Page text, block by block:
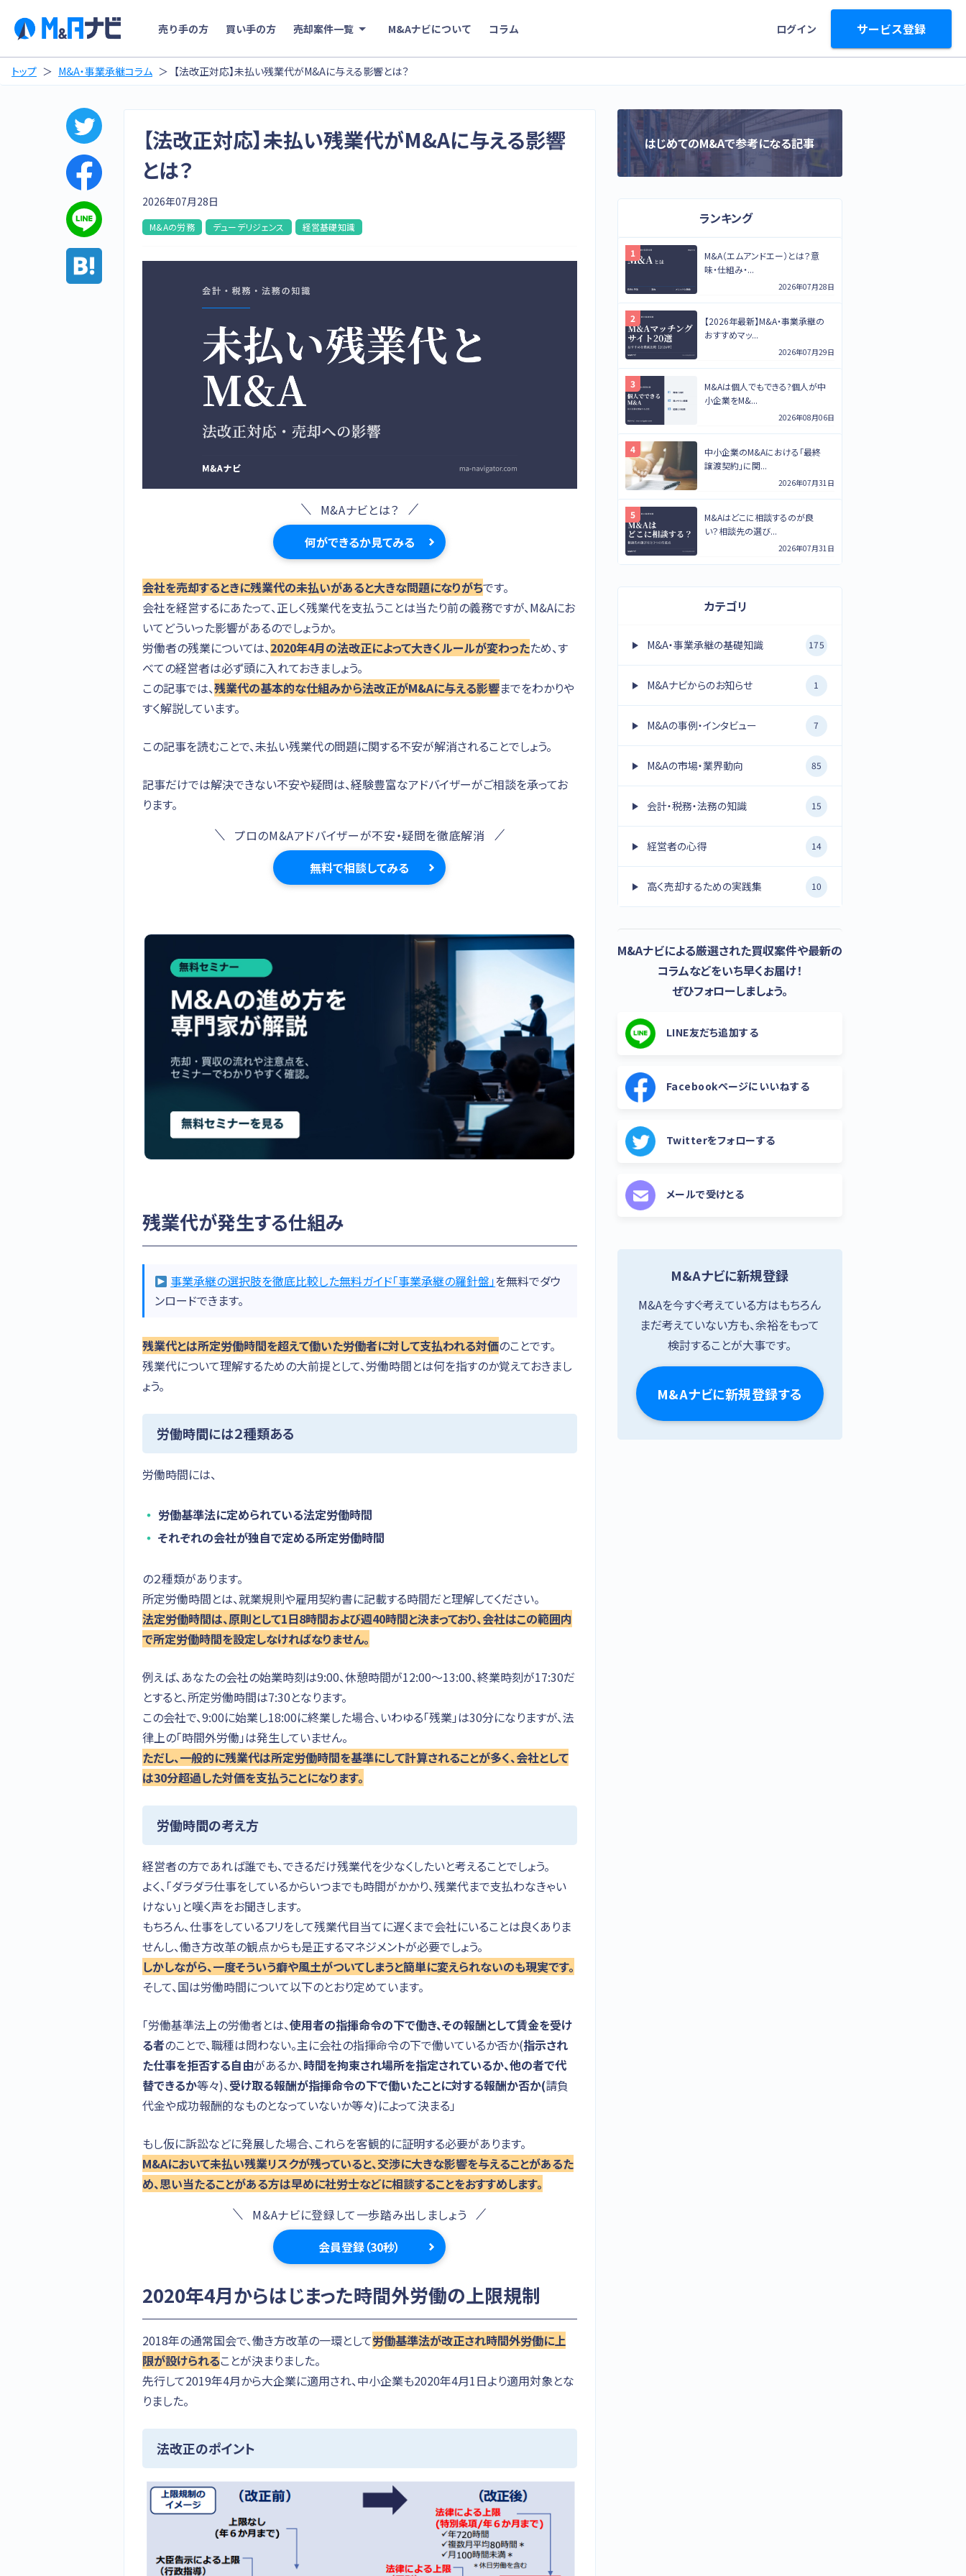
売り手の方 買い手の方 売却案件一覧 M&Aナビについて コラム ログイン サービス登録
トップ M&A・事業承継コラム 【法改正対応】未払い残業代がM&Aに与える影響とは？
【法改正対応】未払い残業代がM&Aに与える影響
とは？
2026年07月28日
M&Aの労務 デューデリジェンス 経営基礎知識
M&Aナビとは？
何ができるか見てみる
会社を売却するときに残業代の未払いがあると大きな問題になりがちです。
会社を経営するにあたって、正しく残業代を支払うことは当たり前の義務ですが、M&Aにお
いてどういった影響があるのでしょうか。
労働者の残業については、2020年4月の法改正によって大きくルールが変わったため、す
べての経営者は必ず頭に入れておきましょう。
この記事では、残業代の基本的な仕組みから法改正がM&Aに与える影響までをわかりや
すく解説しています。
この記事を読むことで、未払い残業代の問題に関する不安が解消されることでしょう。
記事だけでは解決できない不安や疑問は、経験豊富なアドバイザーがご相談を承ってお
ります。
プロのM&Aアドバイザーが不安・疑問を徹底解消
無料で相談してみる
残業代が発生する仕組み
事業承継の選択肢を徹底比較した無料ガイド「事業承継の羅針盤」を無料でダウ
ンロードできます。
残業代とは所定労働時間を超えて働いた労働者に対して支払われる対価のことです。
残業代について理解するための大前提として、労働時間とは何を指すのか覚えておきまし
ょう。
労働時間には２種類ある
労働時間には、
労働基準法に定められている法定労働時間
それぞれの会社が独自で定める所定労働時間
の２種類があります。
所定労働時間とは、就業規則や雇用契約書に記載する時間だと理解してください。
法定労働時間は、原則として1日8時間および週40時間と決まっており、会社はこの範囲内
で所定労働時間を設定しなければなりません。
例えば、あなたの会社の始業時刻は9:00、休憩時間が12:00～13:00、終業時刻が17:30だ
とすると、所定労働時間は7:30となります。
この会社で、9:00に始業し18:00に終業した場合、いわゆる「残業」は30分になりますが、法
律上の「時間外労働」は発生していません。
ただし、一般的に残業代は所定労働時間を基準にして計算されることが多く、会社として
は30分超過した対価を支払うことになります。
労働時間の考え方
経営者の方であれば誰でも、できるだけ残業代を少なくしたいと考えることでしょう。
よく、「ダラダラ仕事をしているからいつまでも時間がかかり、残業代まで支払わなきゃい
けない」と嘆く声をお聞きします。
もちろん、仕事をしているフリをして残業代目当てに遅くまで会社にいることは良くありま
せんし、働き方改革の観点からも是正するマネジメントが必要でしょう。
しかしながら、一度そういう癖や風土がついてしまうと簡単に変えられないのも現実です。
そして、国は労働時間について以下のとおり定めています。
「労働基準法上の労働者とは、使用者の指揮命令の下で働き、その報酬として賃金を受け
る者のことで、職種は問わない。主に会社の指揮命令の下で働いているか否か(指示され
た仕事を拒否する自由があるか、時間を拘束され場所を指定されているか、他の者で代
替できるか等々)、受け取る報酬が指揮命令の下で働いたことに対する報酬か否か(請負
代金や成功報酬的なものとなっていないか等々)によって決まる」
もし仮に訴訟などに発展した場合、これらを客観的に証明する必要があります。
M&Aにおいて未払い残業リスクが残っていると、交渉に大きな影響を与えることがあるた
め、思い当たることがある方は早めに社労士などに相談することをおすすめします。
M&Aナビに登録して一歩踏み出しましょう
会員登録（30秒）
2020年4月からはじまった時間外労働の上限規制
2018年の通常国会で、働き方改革の一環として労働基準法が改正され時間外労働に上
限が設けられることが決まりました。
先行して2019年4月から大企業に適用され、中小企業も2020年4月1日より適用対象とな
りました。
法改正のポイント
はじめてのM&Aで参考になる記事
ランキング
M&A（エムアンドエー）とは？意
味・仕組み・...
2026年07月28日
【2026年最新】M&A・事業承継の
おすすめマッ...
2026年07月29日
M&Aは個人でもできる?個人が中
小企業をM&...
2026年08月06日
中小企業のM&Aにおける「最終
譲渡契約」に関...
2026年07月31日
M&Aはどこに相談するのが良
い？相談先の選び...
2026年07月31日
カテゴリ
M&A・事業承継の基礎知識 175
M&Aナビからのお知らせ 1
M&Aの事例・インタビュー 7
M&Aの市場・業界動向 85
会計・税務・法務の知識 15
経営者の心得 14
高く売却するための実践集 10
M&Aナビによる厳選された買収案件や最新の
コラムなどをいち早くお届け！
ぜひフォローしましょう。
LINE友だち追加する
Facebookページにいいねする
Twitterをフォローする
メールで受けとる
M&Aナビに新規登録
M&Aを今すぐ考えている方はもちろん
まだ考えていない方も、余裕をもって
検討することが大事です。
M&Aナビに新規登録する